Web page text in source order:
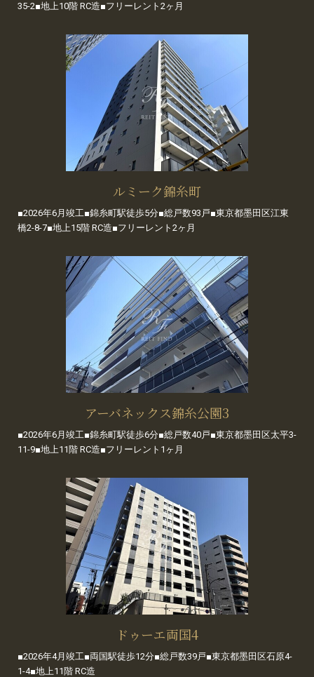
35-2■地上10階 RC造■フリーレント2ヶ月
ルミーク錦糸町
■2026年6月竣工■錦糸町駅徒歩5分■総戸数93戸■東京都墨田区江東
橋2-8-7■地上15階 RC造■フリーレント2ヶ月
アーバネックス錦糸公園3
■2026年6月竣工■錦糸町駅徒歩6分■総戸数40戸■東京都墨田区太平3-
11-9■地上11階 RC造■フリーレント1ヶ月
ドゥーエ両国4
■2026年4月竣工■両国駅徒歩12分■総戸数39戸■東京都墨田区石原4-
1-4■地上11階 RC造